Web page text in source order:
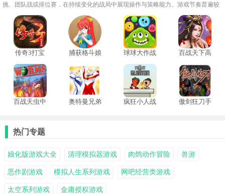
挑、团队战或排位赛，在持续变化的战局中展现操作与策略能力。游戏节奏普遍较
快，同时具备较强竞技性与挑战性。适合喜欢对抗体验与追求操作胜负感的玩家长
期游玩。
传奇3打宝
捕获格斗娘
球球大作战
百战天下高
百战天虫中
奥特曼兄弟
疯狂小人战
傲剑狂刀手
热门专题
娘化版游戏大全 清理模拟器游戏 肉鸽动作冒险 兽游
恶作剧游戏 模拟人生系列游戏 网吧经营类游戏
太空系列游戏 金庸授权游戏